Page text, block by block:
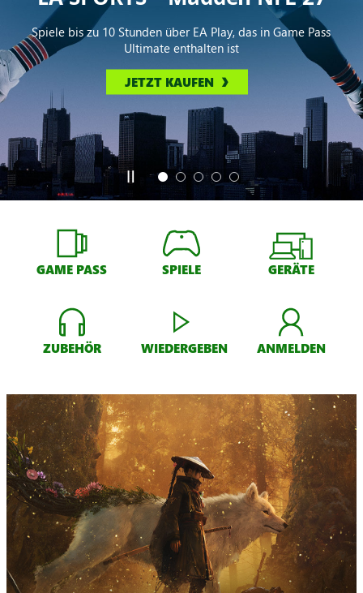
Spiele bis zu 10 Stunden über EA Play, das in Game Pass
Ultimate enthalten ist
JETZT KAUFEN
GAME PASS SPIELE GERÄTE
ZUBEHÖR WIEDERGEBEN ANMELDEN